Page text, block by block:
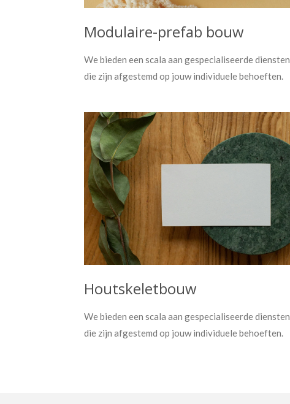
Modulaire-prefab bouw
We bieden een scala aan gespecialiseerde diensten
die zijn afgestemd op jouw individuele behoeften.
Houtskeletbouw
We bieden een scala aan gespecialiseerde diensten
die zijn afgestemd op jouw individuele behoeften.